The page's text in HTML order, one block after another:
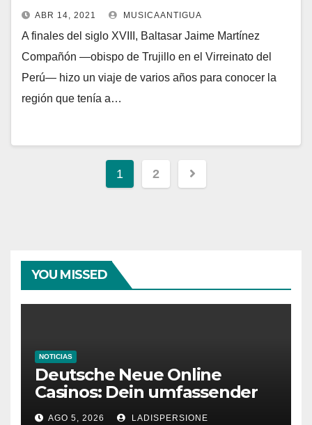
ABR 14, 2021 MUSICAANTIGUA
A finales del siglo XVIII, Baltasar Jaime Martínez
Compañón —obispo de Trujillo en el Virreinato del
Perú— hizo un viaje de varios años para conocer la
región que tenía a…
Navegación
1 2
YOU MISSED
NOTICIAS
Deutsche Neue Online
Casinos: Dein umfassender
Ratgeber für moderne
AGO 5, 2026 LADISPERSIONE